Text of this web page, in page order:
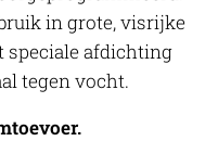
in grote, visrijke
speciale afdichting
tegen vocht.